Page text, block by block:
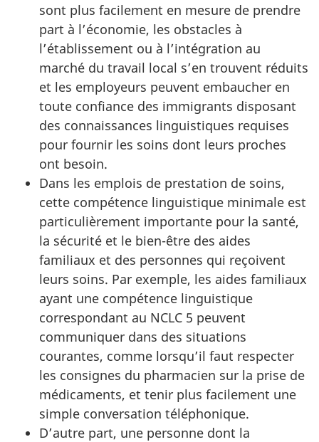
sont plus facilement en mesure de prendre
part à l’économie, les obstacles à
l’établissement ou à l’intégration au
marché du travail local s’en trouvent réduits
et les employeurs peuvent embaucher en
toute confiance des immigrants disposant
des connaissances linguistiques requises
pour fournir les soins dont leurs proches
ont besoin.
Dans les emplois de prestation de soins,
cette compétence linguistique minimale est
particulièrement importante pour la santé,
la sécurité et le bien-être des aides
familiaux et des personnes qui reçoivent
leurs soins. Par exemple, les aides familiaux
ayant une compétence linguistique
correspondant au NCLC 5 peuvent
communiquer dans des situations
courantes, comme lorsqu’il faut respecter
les consignes du pharmacien sur la prise de
médicaments, et tenir plus facilement une
simple conversation téléphonique.
D’autre part, une personne dont la